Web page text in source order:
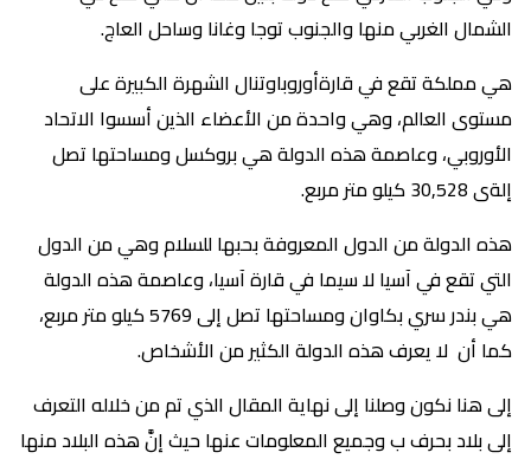
الشمال الغربي منها والجنوب توجا وغانا وساحل العاج.
هي مملكة تقع في قارةأوروباوتنال الشهرة الكبيرة على
مستوى العالم، وهي واحدة من الأعضاء الذين أسسوا الاتحاد
الأوروبي، وعاصمة هذه الدولة هي بروكسل ومساحتها تصل
إلةى 30,528 كيلو متر مربع.
هذه الدولة من الدول المعروفة بحبها للسلام وهي من الدول
التي تقع في آسيا لا سيما في قارة آسيا، وعاصمة هذه الدولة
هي بندر سري بكاوان ومساحتها تصل إلى 5769 كيلو متر مربع،
كما أن لا يعرف هذه الدولة الكثير من الأشخاص.
إلى هنا نكون وصلنا إلى نهاية المقال الذي تم من خلاله التعرف
إلى بلاد بحرف ب وجميع المعلومات عنها حيث إنَّ هذه البلاد منها